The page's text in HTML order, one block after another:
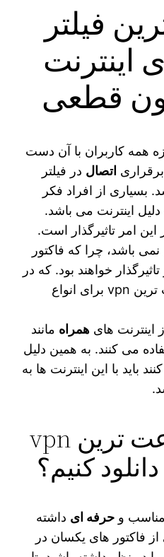
فیلتر
اینترنت
قطعی
همه کاربران با آن دست
اتصال در فیلتر
از افراد فکر
اینترنت می باشد.
این امر تاثیرگذار است.
باشد، چرا که فاکتور
خواهند بود. که در
ادامه به معرفی پرسرعت ترین vpn برای انواع
اینترنت‌ هایهمراه مانند
می‌ کنند. به همین دلیل
باید با این اینترنت‌ ها به
چگونه پرسرعت ترین vpn
کنیم؟
مناسب وحرفه ای داشته
فاکتور های یکسان در